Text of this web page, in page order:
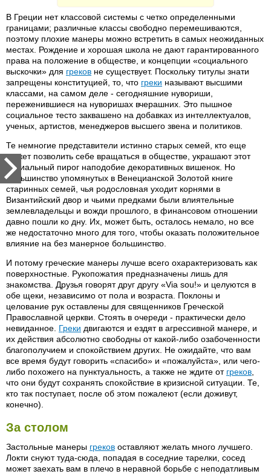
В Греции нет классовой системы с четко определенными
границами; различные классы свободно перемешиваются,
поэтому плохие манеры можно встретить в самых неожиданных
местах. Рождение и хорошая школа не дают гарантированного
права на положение в обществе, и концепции «социального
выскочки» для греков не существует. Поскольку титулы знати
запрещены конституцией, то, что греки называют высшими
классами, на самом деле - сегодняшние нувориши,
переженившиеся на нуворишах вчерашних. Это пышное
социальное тесто заквашено на добавках из интеллектуалов,
ученых, артистов, менеджеров высшего звена и политиков.
Те немногие представители истинно старых семей, кто еще
может позволить себе вращаться в обществе, украшают этот
социальный пирог наподобие декоративных вишенок. Но
большинство упомянутых в Венецианской Золотой книге
старинных семей, чья родословная уходит корнями в
Византийский двор и чьими предками были влиятельные
землевладельцы и вожди прошлого, в финансовом отношении
давно пошли ко дну. Их, может быть, осталось немало, но все
же недостаточно много для того, чтобы оказать положительное
влияние на без манерное большинство.
И потому греческие манеры лучше всего охарактеризовать как
поверхностные. Рукопожатия предназначены лишь для
знакомства. Друзья говорят друг другу «Via sou!» и целуются в
обе щеки, независимо от пола и возраста. Поклоны и
целование рук оставлены для священников Греческой
Православной церкви. Стоять в очереди - практически дело
невиданное. Греки двигаются и ездят в агрессивной манере, и
их действия абсолютно свободны от какой-либо озабоченности
благополучием и спокойствием других. Не ожидайте, что вам
все время будут говорить «спасибо» и «пожалуйста», или чего-
либо похожего на пунктуальность, а также не ждите от греков
что они будут сохранять спокойствие в кризисной ситуации. Те,
кто так поступает, после об этом пожалеют (если доживут,
конечно).
За столом
Застольные манеры греков оставляют желать много лучшего.
Локти снуют туда-сюда, попадая в соседние тарелки, сосед
может заехать вам в плечо в неравной борьбе с неподатливым